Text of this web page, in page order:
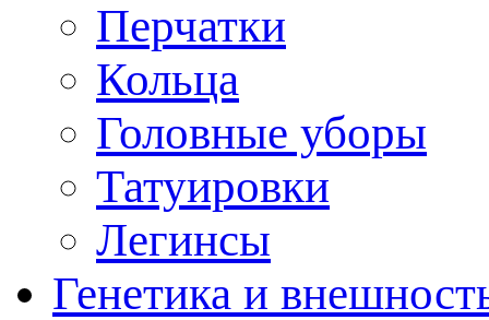
Перчатки
Кольца
Головные уборы
Татуировки
Легинсы
Генетика и